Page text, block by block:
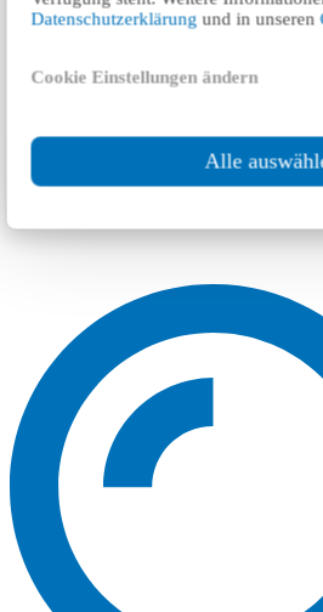
Datenschutzerklärung und in unseren
Cookie Einstellungen ändern
Alle